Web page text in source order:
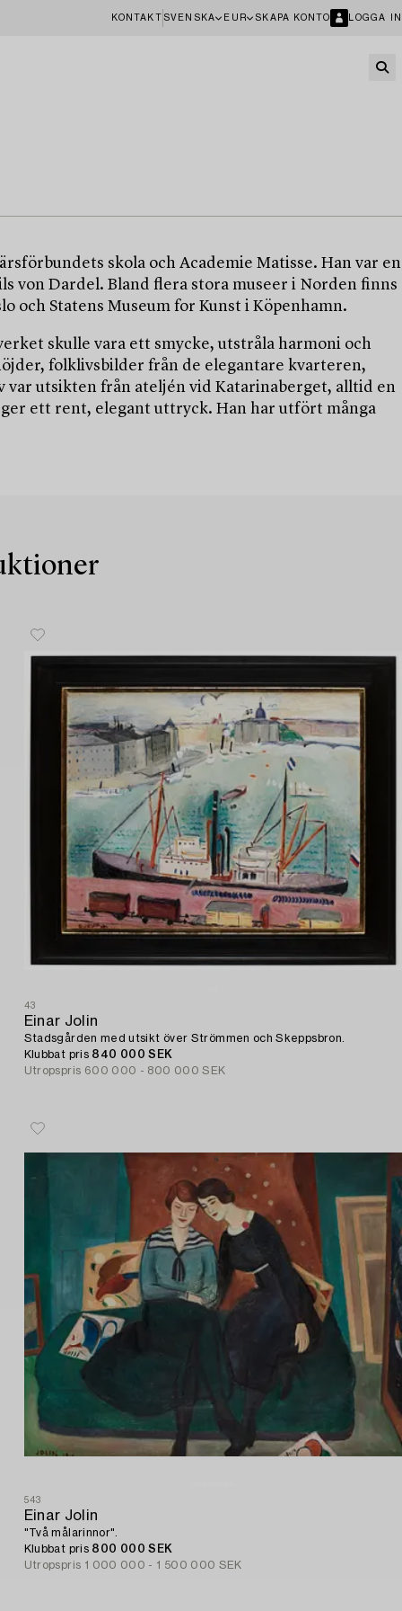
KONTAKT SVENSKA EUR SKAPA KONTO LOGGA IN
skola och Academie Matisse. Han var en
von Dardel. Bland flera stora museer i Norden finns
och Statens Museum for Kunst i Köpenhamn.
skulle vara ett smycke, utstråla harmoni och
folklivsbilder från de elegantare kvarteren,
var utsikten från ateljén vid Katarinaberget, alltid en
ett rent, elegant uttryck. Han har utfört många
43
Einar Jolin
Stadsgården med utsikt över Strömmen och Skeppsbron.
Klubbat pris 840 000 SEK
Utropspris 600 000 - 800 000 SEK
543
Einar Jolin
"Två målarinnor".
Klubbat pris 800 000 SEK
Utropspris 1 000 000 - 1 500 000 SEK